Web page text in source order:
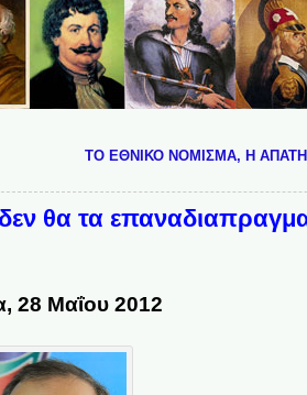
ΤΟ ΕΘΝΙΚΟ ΝΟΜΙΣΜΑ, Η
θα τα
28 Μαΐου 2012